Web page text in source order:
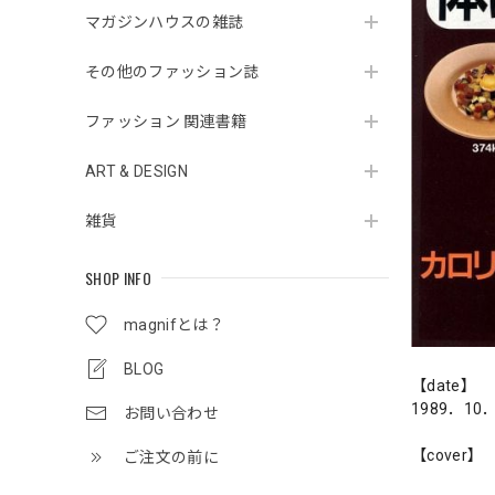
マガジンハウスの雑誌
その他のファッション誌
ファッション 関連書籍
ART & DESIGN
雑貨
SHOP INFO
magnifとは？
BLOG
お問い合わせ
ご注文の前に
【date】
1989．10
【cover】